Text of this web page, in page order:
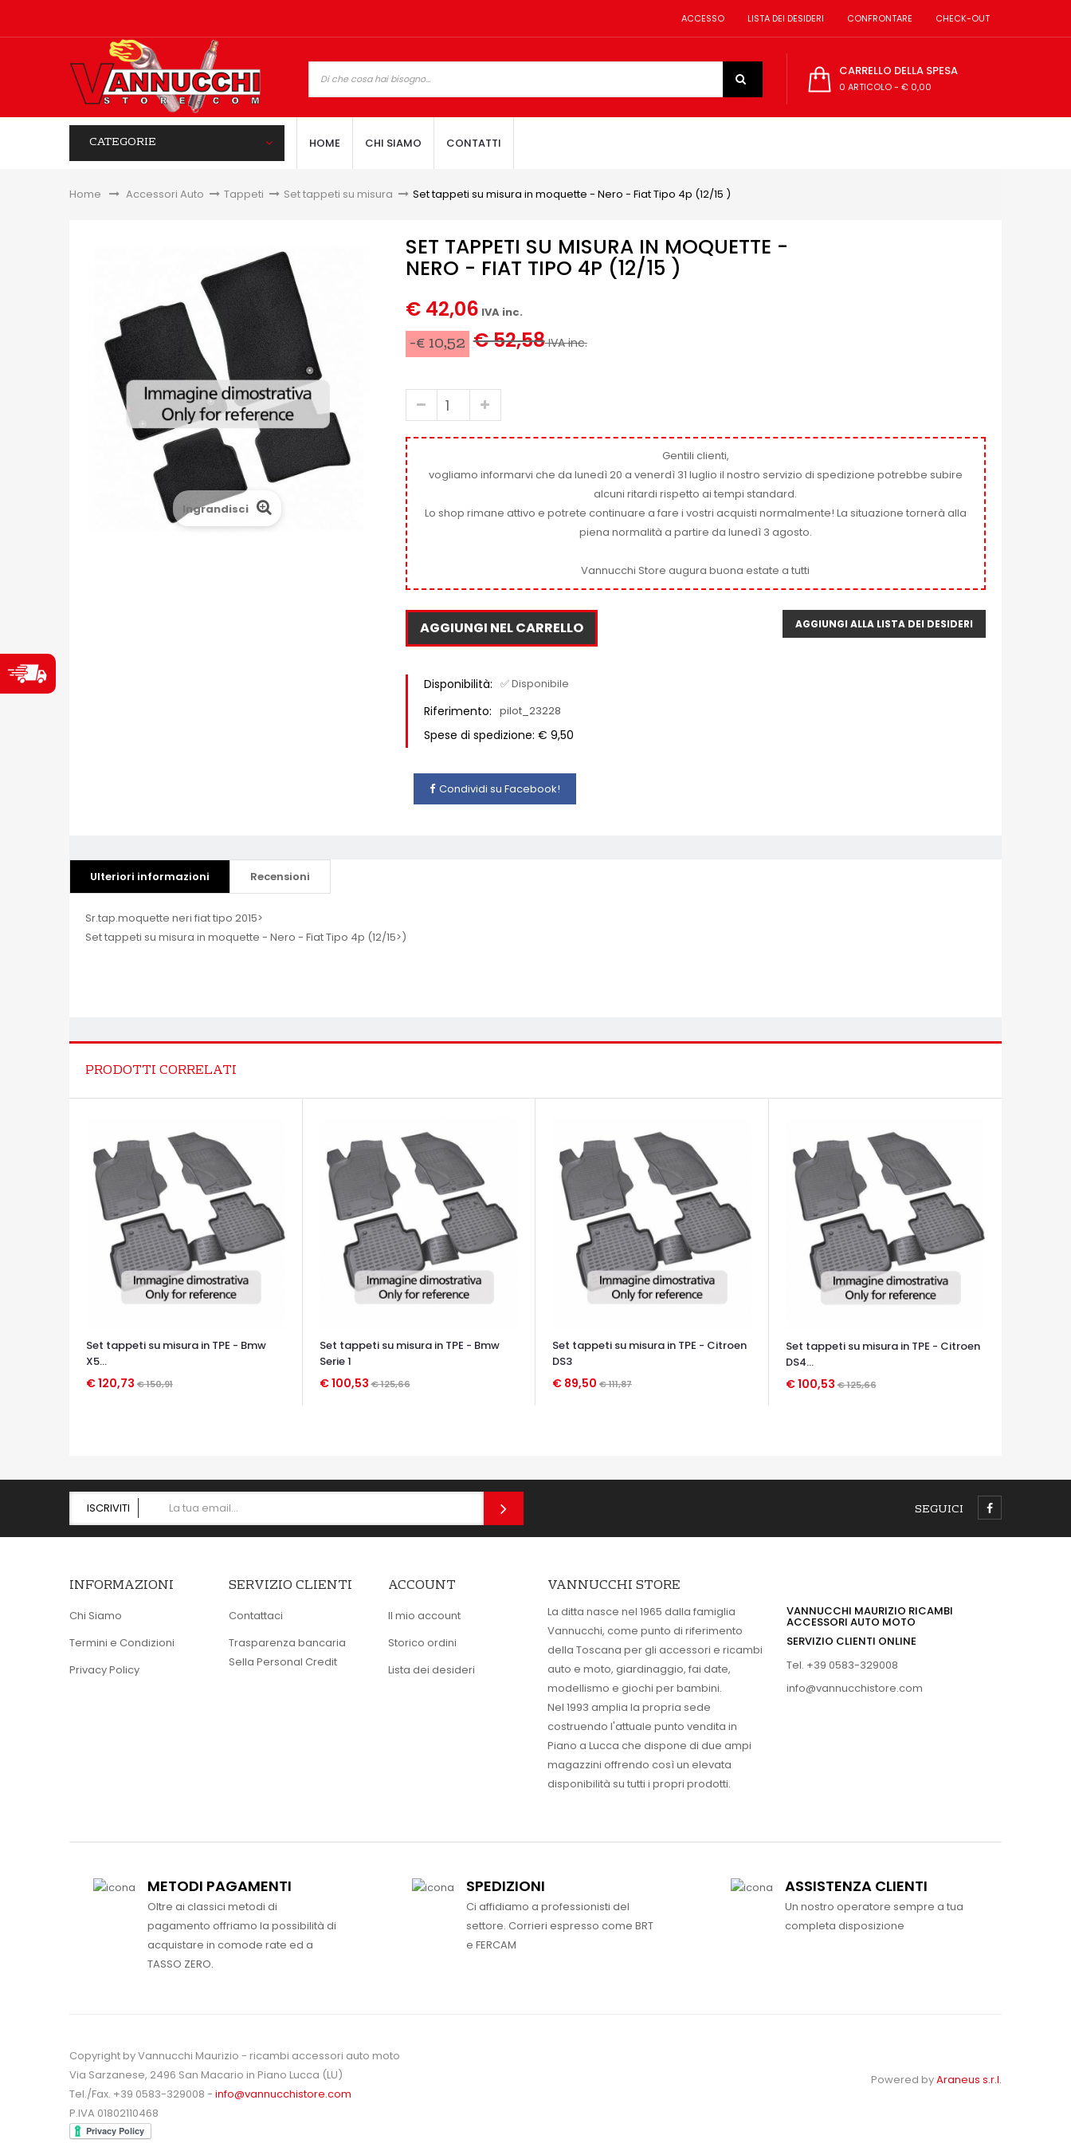
ACCESSO LISTA DEI DESIDERI CONFRONTARE CHECK-OUT
CARRELLO DELLA SPESA
0 ARTICOLO- € 0,00
CATEGORIE HOME CHI SIAMO CONTATTI
Home &gt;Accessori Auto > Tappeti > Set tappeti su misura > Set tappeti su misura in moquette - Nero - Fiat Tipo 4p (12/15 )
Ingrandisci
SET TAPPETI SU MISURA IN MOQUETTE -
NERO - FIAT TIPO 4P (12/15 )
€ 42,06 IVA inc.
-€ 10,52 € 52,58IVA inc.
Gentili clienti,
vogliamo informarvi che da lunedì 20 a venerdì 31 luglio il nostro servizio di spedizione potrebbe subire
alcuni ritardi rispetto ai tempi standard.
Lo shop rimane attivo e potrete continuare a fare i vostri acquisti normalmente! La situazione tornerà alla
piena normalità a partire da lunedì 3 agosto.
Vannucchi Store augura buona estate a tutti
AGGIUNGI NEL CARRELLO AGGIUNGI ALLA LISTA DEI DESIDERI
Disponibilità: ✅ Disponibile
Riferimento: pilot_23228
Spese di spedizione: € 9,50
Condividi su Facebook!
Ulteriori informazioni Recensioni
Sr.tap.moquette neri fiat tipo 2015>
Set tappeti su misura in moquette - Nero - Fiat Tipo 4p (12/15>)
PRODOTTI CORRELATI
Set tappeti su misura in TPE - Bmw
X5...
€ 120,73 € 150,91
Set tappeti su misura in TPE - Bmw
Serie 1
€ 100,53€ 125,66
Set tappeti su misura in TPE - Citroen
DS3
€ 89,50 € 111,87
Set tappeti su misura in TPE - Citroen
DS4...
€ 100,53€ 125,66
ISCRIVITI SEGUICI
INFORMAZIONI
Chi Siamo
Termini e Condizioni
Privacy Policy
SERVIZIO CLIENTI
Contattaci
Trasparenza bancaria
Sella Personal Credit
ACCOUNT
Il mio account
Storico ordini
Lista dei desideri
VANNUCCHI STORE
La ditta nasce nel 1965 dalla famiglia
Vannucchi, come punto di riferimento
della Toscana per gli accessori e ricambi
auto e moto, giardinaggio, fai date,
modellismo e giochi per bambini.
Nel 1993 amplia la propria sede
costruendo l'attuale punto vendita in
Piano a Lucca che dispone di due ampi
magazzini offrendo così un elevata
disponibilità su tutti i propri prodotti.
VANNUCCHI MAURIZIO RICAMBI
ACCESSORI AUTO MOTO
SERVIZIO CLIENTI ONLINE
Tel. +39 0583-329008
info@vannucchistore.com
METODI PAGAMENTI
Oltre ai classici metodi di
pagamento offriamo la possibilità di
acquistare in comode rate ed a
TASSO ZERO.
SPEDIZIONI
Ci affidiamo a professionisti del
settore. Corrieri espresso come BRT
e FERCAM
ASSISTENZA CLIENTI
Un nostro operatore sempre a tua
completa disposizione
Copyright by Vannucchi Maurizio - ricambi accessori auto moto
Via Sarzanese, 2496 San Macario in Piano Lucca (LU)
Tel./Fax. +39 0583-329008 - info@vannucchistore.com
P.IVA 01802110468
Powered byAraneus s.r.l.